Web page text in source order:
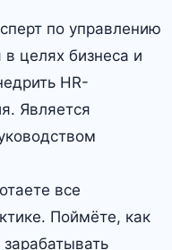
по управлению
целях бизнеса и
HR-
Является
все
Поймёте, как
зарабатывать